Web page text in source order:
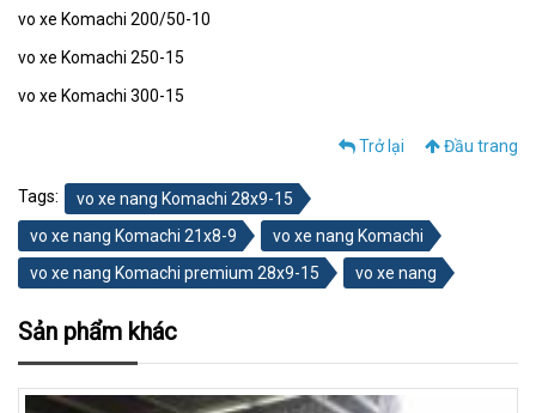
vo xe Komachi 200/50-10
vo xe Komachi 250-15
vo xe Komachi 300-15
Trở lại Đầu trang
Tags:
vo xe nang Komachi 28x9-15
vo xe nang Komachi 21x8-9
vo xe nang Komachi
vo xe nang Komachi premium 28x9-15
vo xe nang
Sản phẩm khác